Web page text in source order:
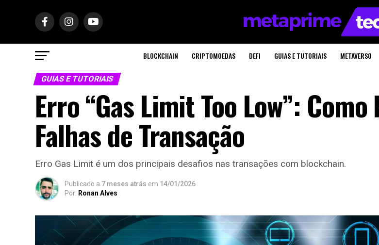
BLOCKCHAIN CRIPTOMOEDAS DEFI GUIAS E TUTORIAIS METAVERSO
GUIAS E TUTORIAIS
Erro “Gas Limit Too Low”:
Falhas de Transação
Erro Gas Limit é um dos principais desafios nas transações com blockchain.
Publicado a 7 meses atrás em 14/01/2026
Por: Ronan Alves